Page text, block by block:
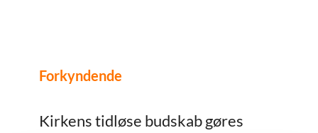
Forkyndende
Kirkens tidløse budskab gøres